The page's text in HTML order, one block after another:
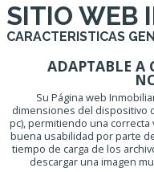
SITIO WEB
CARACTERISTICAS
ADAPTABLE A
Su Página web
dimensiones del dispositivo
pc), permitiendo una
buena usabilidad por parte
tiempo de carga de los
descargar una imagen